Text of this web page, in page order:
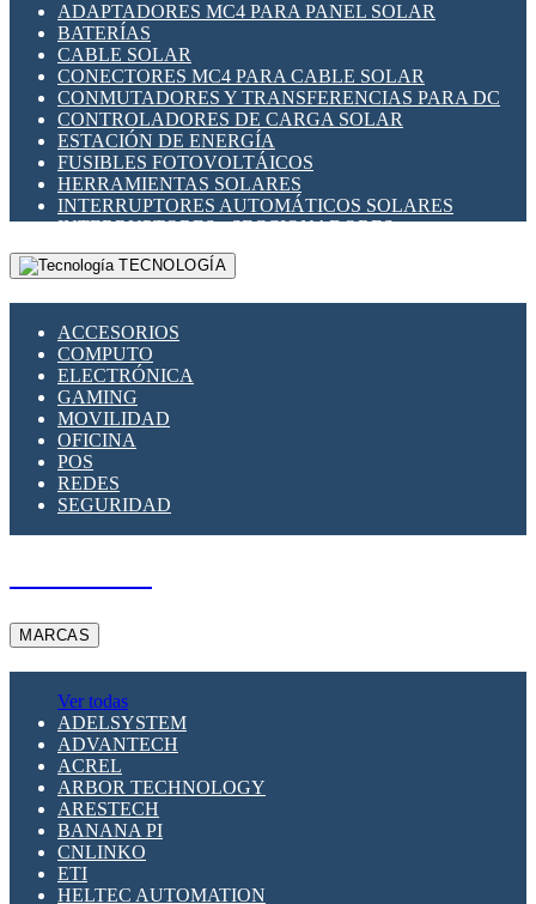
ADAPTADORES MC4 PARA PANEL SOLAR
BATERÍAS
CABLE SOLAR
CONECTORES MC4 PARA CABLE SOLAR
CONMUTADORES Y TRANSFERENCIAS PARA DC
CONTROLADORES DE CARGA SOLAR
ESTACIÓN DE ENERGÍA
FUSIBLES FOTOVOLTÁICOS
HERRAMIENTAS SOLARES
INTERRUPTORES AUTOMÁTICOS SOLARES
INTERRUPTORES - SECCIONADORES
FOTOVOLTÁICOS
MONTAJE PANEL SOLAR
SUPRESOR DE TRANSIENTES SPDS PARA
APLICACIONES FOTOVOLTAICAS
TECNOLOGÍA
ACCESORIOS
COMPUTO
ELECTRÓNICA
GAMING
MOVILIDAD
OFICINA
POS
REDES
SEGURIDAD
MARCAS
Ver todas
ADELSYSTEM
ADVANTECH
ACREL
ARBOR TECHNOLOGY
ARESTECH
BANANA PI
CNLINKO
ETI
HELTEC AUTOMATION